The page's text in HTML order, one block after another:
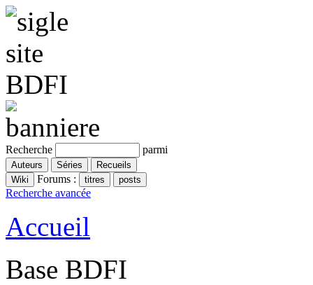
Recherche parmi
Forums :
Recherche avancée
Accueil
Base BDFI